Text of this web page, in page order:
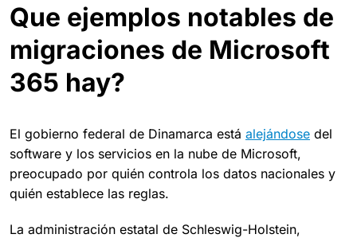
Que ejemplos notables de
migraciones de Microsoft
365 hay?
El gobierno federal de Dinamarca está alejándose del
software y los servicios en la nube de Microsoft,
preocupado por quién controla los datos nacionales y
quién establece las reglas.
La administración estatal de Schleswig-Holstein,